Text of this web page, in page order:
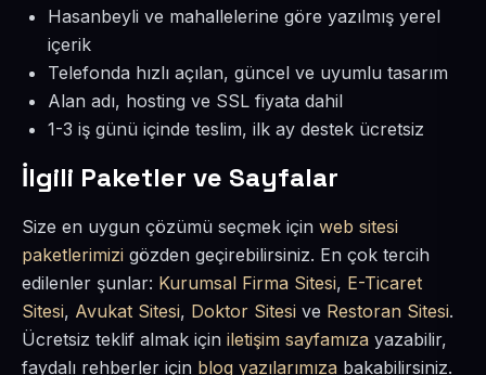
Hasanbeyli ve mahallelerine göre yazılmış yerel
içerik
Telefonda hızlı açılan, güncel ve uyumlu tasarım
Alan adı, hosting ve SSL fiyata dahil
1-3 iş günü içinde teslim, ilk ay destek ücretsiz
İlgili Paketler ve Sayfalar
Size en uygun çözümü seçmek için web sitesi
paketlerimizi gözden geçirebilirsiniz. En çok tercih
edilenler şunlar: Kurumsal Firma Sitesi, E-Ticaret
Sitesi, Avukat Sitesi, Doktor Sitesi ve Restoran Sitesi.
Ücretsiz teklif almak için iletişim sayfamıza yazabilir,
faydalı rehberler için blog yazılarımıza bakabilirsiniz.